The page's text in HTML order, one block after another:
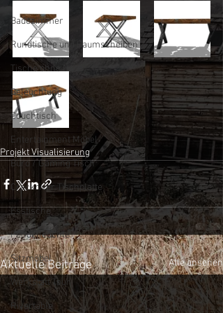
Badezimmer
Rundtische und Baumscheiben
Tische ohne Harz
Beleuchtung
Couchtisch
Entertainment Möbel
Büro / Gaming Tisch
Crackriver Tischplatte
Esstische
Pendelleuchte
Sitzmöbel
Werkstatt Tour
Rivertable
Projekt Visualisierung
Aktuelle Beiträge Alle ansehen